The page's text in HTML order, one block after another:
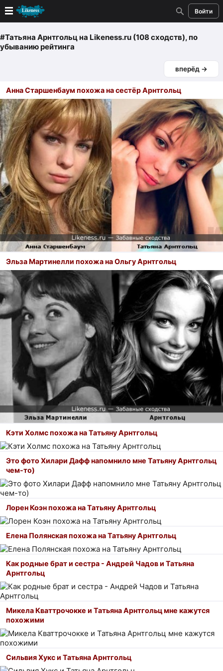
Войти
Новые
Голосование
Кандидаты
Случайное сходство 👍
Создать сходство
Для публикации необходима авторизация
Поиск
#Татьяна Арнтгольцна Likeness.ru (108 сходств), по
убыванию рейтинга
вперёд →
Анна Старшенбаум похожа на сестёр Арнтгольц
Эльза Мартинелли похожа на Ольгу Арнтгольц
Кэти Холмс похожа на Татьяну Арнтгольц
Это фото Хилари Дафф напомнило мне Татьяну Арнтгольц
чем-то)
Лорен Коэн похожа на Татьяну Арнтгольц
Елена Полянская похожа на Татьяну Арнтгольц
Как родные брат и сестра - Андрей Чадов и Татьяна
Арнтгольц
Микела Кваттрочокке и Татьяна Арнтгольц мне кажутся
похожими
Сильвия Хукс и Татьяна Арнтгольц